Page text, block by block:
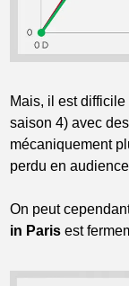
Mais, il est
saison 4) avec
mécaniquement
perdu en
On peut
in Paris est